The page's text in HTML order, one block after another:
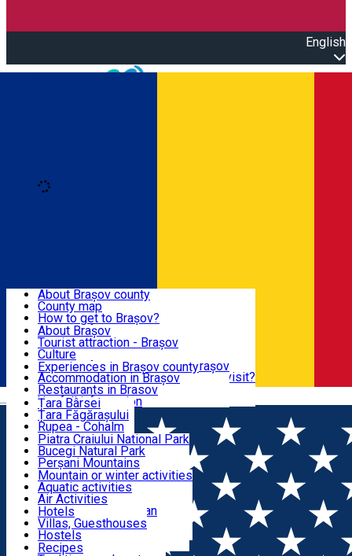
English
Română
BRAȘOV
EXPERIENCES
DESTINATIONS
NATURE
ACTIVE TOURISM
ACCOMMODATION
CULTURAL HERITAGE
About Brașov county
County map
How to get to Brașov?
Tourist Information Centers
Tourist Guides
Brașov Tourism Recommendations
Historical tourist attractions
What would a local recommend to visit?
Tourism news Brașov
Restaurants
About Brașov
Tourist attraction - Brașov
Culture
Tourist Information Center - Brașov
Accommodation in Brașov
Restaurants in Brasov
Usefull information
Experiences in Brașov county
Țara Bârsei
Țara Făgărașului
Rupea - Cohalm
ECO Destinations
Piatra Craiului National Park
Bucegi Natural Park
Perșani Mountains
Făgăraș Mountains
Postăvarul Peak
Măgura Codlei
Ciucaș Mountains
Protected areas
Other natural attractions
Speoturism
Mountain or winter activities
Aquatic activities
Air Activities
Adventure, Equestrian
Cycling, Running
Other activities
Hotels
Villas, Guesthouses
Hostels
Cottages
Recipes